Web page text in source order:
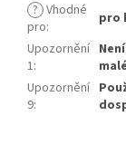
? Vhodné
pro:
pro
Upozornění
1:
Upozornění
9: